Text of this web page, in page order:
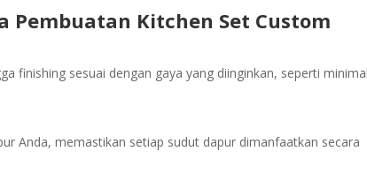
Pembuatan Kitchen Set Custom
finishing sesuai dengan gaya yang diinginkan, seperti
Anda, memastikan setiap sudut dapur dimanfaatkan secara